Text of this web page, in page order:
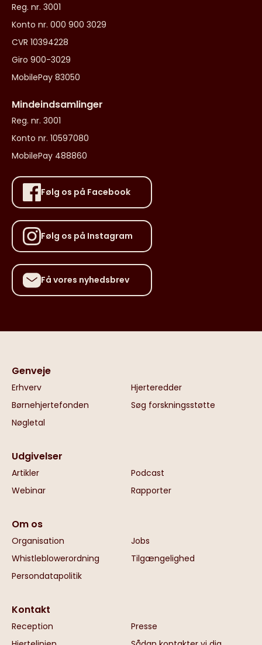
Reg. nr. 3001
Konto nr. 000 900 3029
CVR 10394228
Giro 900-3029
MobilePay 83050
Mindeindsamlinger
Reg. nr. 3001
Konto nr. 10597080
MobilePay 488860
Følg os på Facebook
Følg os på Instagram
Få vores nyhedsbrev
Genveje
Erhverv
Hjerteredder
Børnehjertefonden
Søg forskningsstøtte
Nøgletal
Udgivelser
Artikler
Podcast
Webinar
Rapporter
Om os
Organisation
Jobs
Whistleblowerordning
Tilgængelighed
Persondatapolitik
Kontakt
Reception
Presse